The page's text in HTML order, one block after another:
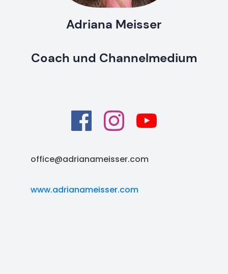
Adriana Meisser
Coach und Channelmedium
office@adrianameisser.com
www.adrianameisser.com